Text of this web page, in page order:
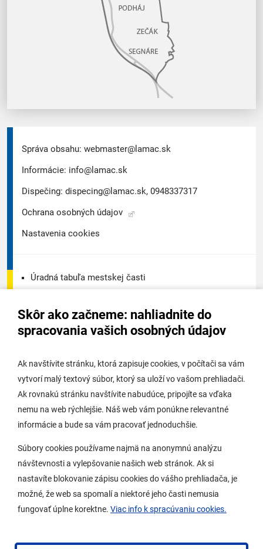
Skôr ako začneme: nahliadnite do
spracovania vašich osobných údajov
Ak navštívite stránku, ktorá zapisuje cookies, v počítači sa vám
vytvorí malý textový súbor, ktorý sa uloží vo vašom prehliadači.
Ak rovnakú stránku navštívite nabudúce, pripojíte sa vďaka
nemu na web rýchlejšie. Náš web vám ponúkne relevantné
informácie a bude sa vám pracovať jednoduchšie.
Súbory cookies používame najmä na anonymnú analýzu
návštevnosti a vylepšovanie našich web stránok. Ak si
nastavíte blokovanie zápisu cookies do vášho prehliadača, je
možné, že web sa spomalí a niektoré jeho časti nemusia
fungovať úplne korektne. Viac info k spracúvaniu cookies.
Správa obsahu: webmaster@lamac.sk
Informácie: info@lamac.sk
Dispečing: dispecing@lamac.sk, 0948337317
Ochrana osobných údajov
Nastavenia cookies
Úradná tabuľa mestskej časti
Úradná tabuľa stavebného úradu
Potrebujem vybaviť
Samospráva
O Lamači
Mobilná aplikácia
Kontakty